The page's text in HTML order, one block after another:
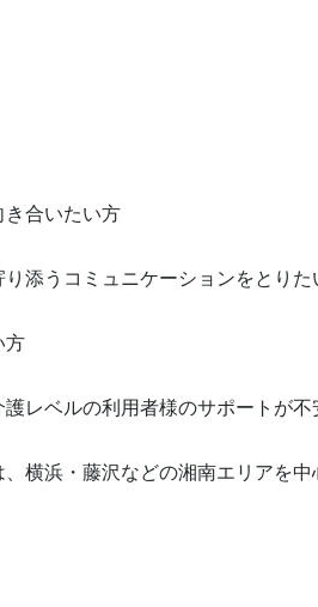
合いたい方
添うコミュニケーションをとりた
方
レベルの利用者様のサポートが不
横浜・藤沢などの湘南エリアを